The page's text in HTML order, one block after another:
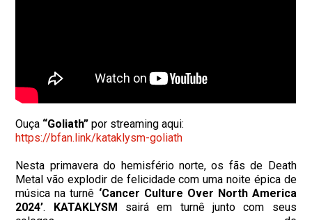
Ouça “Goliath” por streaming aqui:
https://bfan.link/kataklysm-goliath
Nesta primavera do hemisfério norte, os fãs de Death
Metal vão explodir de felicidade com uma noite épica de
música na turnê ‘Cancer Culture Over North America
2024’. KATAKLYSM sairá em turnê junto com seus